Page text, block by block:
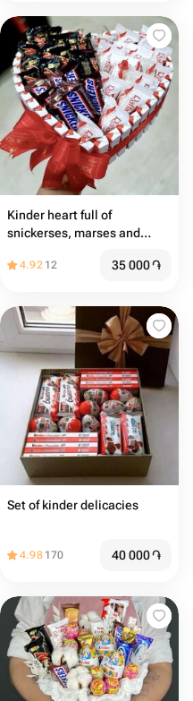
Kinder heart full of
snickerses, marses and
4.92 12 35 000֏
Set of kinder delicacies
4.98 170 40 000֏